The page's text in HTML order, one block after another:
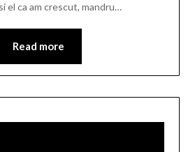
el ca am crescut, mandru…
Read more